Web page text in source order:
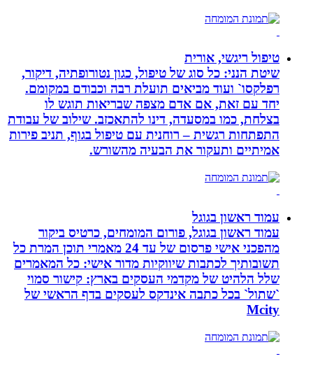
טיפול ריגשי, אורית
שיטת הנני: כל סוג של טיפול, כגון נטורופתיה, דיקור,
רפלקסו` ועוד מביאים תועלת רבה וכבודם במקומם.
יחד עם זאת, אם אדם מצפה שבריאות תוגש לו
בצלחת, כמו במסעדה, דינו להתאכזב. שילוב של עבודת
התפתחות רגשית – רוחנית עם טיפול בגוף, תניב פירות
אמיתיים ותעקור את הבעיה מהשורש.
עמוד ראשון בגוגל
עמוד ראשון בגוגל, פורום המומחים, כרטיס ביקור
מהפכני אישי פרסום של עד 24 מאמרי תוכן המרת כל
תשובותיך לכתבות שיווקיות מדור אישי: כל המאמרים
שלל הלהיט של מקדמי העסקים בארץ: קישור סמוי
`שתול` בכל כתבה אינדקס לעסקים בדף הראשי של
Mcity